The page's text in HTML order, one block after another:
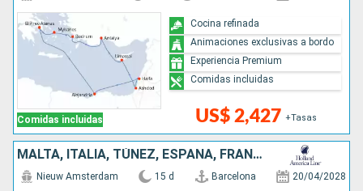
Comidas incluidas US$ 2,427 +Tasas
Cocina refinada
Animaciones exclusivas a bordo
Experiencia Premium
Comidas incluidas
MALTA, ITALIA, TÚNEZ, ESPAÑA, FRANCIA
Nieuw Amsterdam 15 d Barcelona 20/04/2028